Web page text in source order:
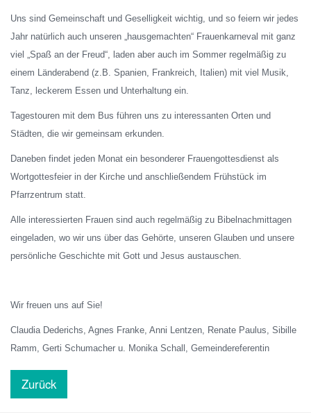
Uns sind Gemeinschaft und Geselligkeit wichtig, und so feiern wir jedes
Jahr natürlich auch unseren „hausgemachten“ Frauenkarneval mit ganz
viel „Spaß an der Freud“, laden aber auch im Sommer regelmäßig zu
einem Länderabend (z.B. Spanien, Frankreich, Italien) mit viel Musik,
Tanz, leckerem Essen und Unterhaltung ein.
Tagestouren mit dem Bus führen uns zu interessanten Orten und
Städten, die wir gemeinsam erkunden.
Daneben findet jeden Monat ein besonderer Frauengottesdienst als
Wortgottesfeier in der Kirche und anschließendem Frühstück im
Pfarrzentrum statt.
Alle interessierten Frauen sind auch regelmäßig zu Bibelnachmittagen
eingeladen, wo wir uns über das Gehörte, unseren Glauben und unsere
persönliche Geschichte mit Gott und Jesus austauschen.
Wir freuen uns auf Sie!
Claudia Dederichs, Agnes Franke, Anni Lentzen, Renate Paulus, Sibille
Ramm, Gerti Schumacher u. Monika Schall, Gemeindereferentin
Zurück